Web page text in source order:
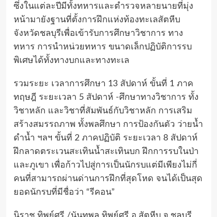
ซึ่งในแต่ละปีมีทั้งทหารและตำรวจหลายนายที่มุ่ง
หน้ามายังฐานที่ตั้งการฝึกแห่งท้องทะเลสัตหีบ
จังหวัดชลบุรีเพื่อเข้ารับการศึกษาวิชาการ ทาง
ทหาร การนำหน่วยทหาร ขนาดเล็กปฏิบัติการรบ
พิเศษได้ทั้งทางบกและทางทะเล
รวมระยะ เวลาการศึกษา 13 สัปดาห์ ขั้นที่ 1 ภาค
ทฤษฎี ระยะเวลา 5 สัปดาห์ -ศึกษาทางวิชาการ ทั้ง
วิชาหลัก และวิชาที่สัมพันธ์กับวิชาหลัก การเสริม
สร้างสมรรถภาพ ทั้งพลศึกษา การป้องกันตัว ว่ายน้ำ
ดำน้ำ ฯลฯ ขั้นที่ 2 ภาคปฏิบัติ ระยะเวลา 8 สัปดาห์
ฝึกลาดตระเวนสะเทินน้ำสะเทินบก ฝึกการรบในป่า
และภูเขา เพื่อก้าวไปสู่การเป็นนักรบแต่มีเพียงไม่กี่
คนที่สามารถผ่านด่านการฝึกที่สุดโหด จนได้เป็นสุด
ยอดนักรบที่มีชื่อว่า “รีคอน”